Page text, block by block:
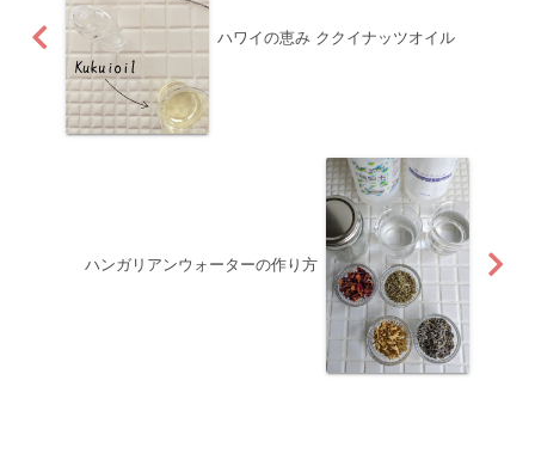
ハワイの恵み ククイナッツオイル
ハンガリアンウォーターの作り方